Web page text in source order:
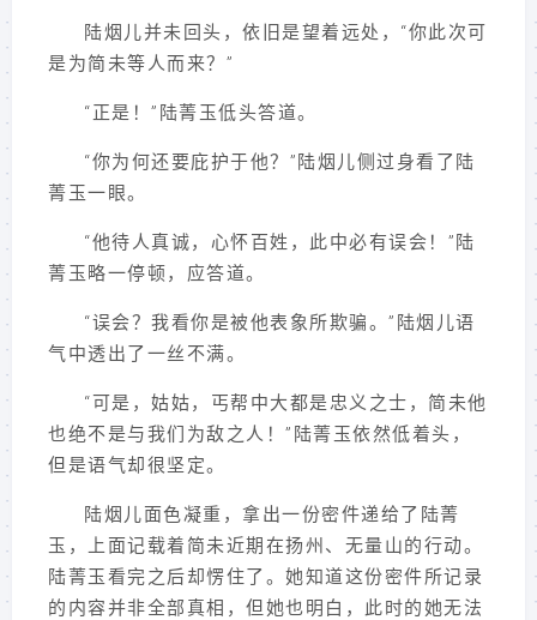
陆烟儿并未回头，依旧是望着远处，“你此次可
是为简未等人而来？”
“正是！”陆菁玉低头答道。
“你为何还要庇护于他？”陆烟儿侧过身看了陆
菁玉一眼。
“他待人真诚，心怀百姓，此中必有误会！”陆
菁玉略一停顿，应答道。
“误会？我看你是被他表象所欺骗。”陆烟儿语
气中透出了一丝不满。
“可是，姑姑，丐帮中大都是忠义之士，简未他
也绝不是与我们为敌之人！”陆菁玉依然低着头，
但是语气却很坚定。
陆烟儿面色凝重，拿出一份密件递给了陆菁
玉，上面记载着简未近期在扬州、无量山的行动。
陆菁玉看完之后却愣住了。她知道这份密件所记录
的内容并非全部真相，但她也明白，此时的她无法